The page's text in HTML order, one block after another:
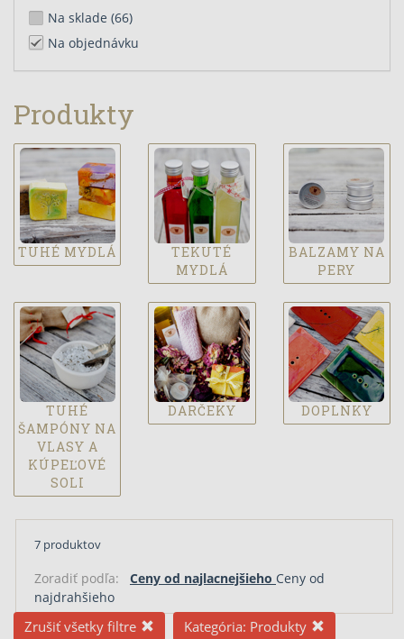
Na sklade (66)
Na objednávku
Produkty
TUHÉ MYDLÁ
TEKUTÉ
MYDLÁ
BALZAMY NA
PERY
TUHÉ
ŠAMPÓNY NA
VLASY A
KÚPEĽOVÉ
SOLI
DARČEKY DOPLNKY
7 produktov
Zoradiť podľa: Ceny od najlacnejšieho Ceny od
najdrahšieho
Zrušiť všetky filtre Kategória: Produkty